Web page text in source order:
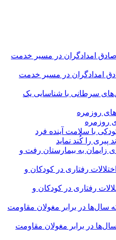
امدادگران در مسیر خدمت
سرطانی با شناسایی یک
روزمره
با سلامت آینده فرد
پیری را کُند نماید
زایمان به بیمارستان رفت و
رفتاری در کودکان و
در برابر مغولان مقاومت